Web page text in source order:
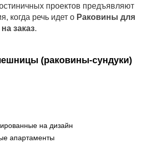
проектов предъявляют
когда речь идет о Раковины для
заказ.
(раковины-сундуки)
на дизайн
апартаменты